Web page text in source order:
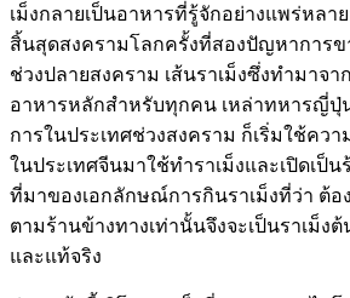
เม็งกลายเป็นอาหารที่รู้จักอย่างแพร่หลา
สิ้นสุดสงครามโลกครั้งที่สองปัญหาการ
ช่วงปลายสงคราม เส้นราเม็งซึ่งทำมาจา
อาหารหลักสำหรับทุกคน เหล่าทหารญี่ปุ่
การในประเทศช่วงสงคราม ก็เริ่มใช้คว
ในประเทศจีนมาใช้ทำราเม็งและเปิดเป็น
ที่มาของเอกลักษณ์การกินราเม็งที่ว่า ต้อ
ตามร้านข้างทางเท่านั้นจึงจะเป็นราเม็ง
และแท้จริง